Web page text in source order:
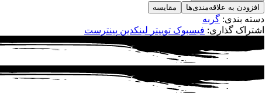
افزودن به علاقه‌مندی‌ها
مقایسه
دسته بندی: گربه
اشتراک گذاری: فیسبوک توییتر لینکدین پینترست